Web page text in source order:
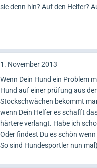
sie denn hin? Auf den Helfer?
1. November 2013
Wenn Dein Hund ein Problem
Hund auf einer prüfung aus
Stockschwächen bekommt
wenn Dein Helfer es schafft
härtere verlangt. Habe ich
Oder findest Du es schön
So sind Hundesportler nun mal)